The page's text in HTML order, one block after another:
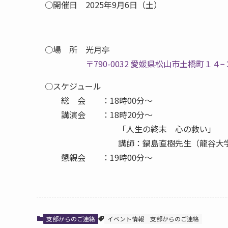
○開催日 2025年9月6日（土）
○場 所 光月亭
〒790-0032 愛媛県松山市土橋町１４−
○スケジュール
総 会 ：18時00分～
講演会 ：18時20分～
「人生の終末 心の救い」
講師：鍋島直樹先生（龍谷大学文
懇親会 ：19時00分～
支部からのご連絡 イベント情報 支部からのご連絡